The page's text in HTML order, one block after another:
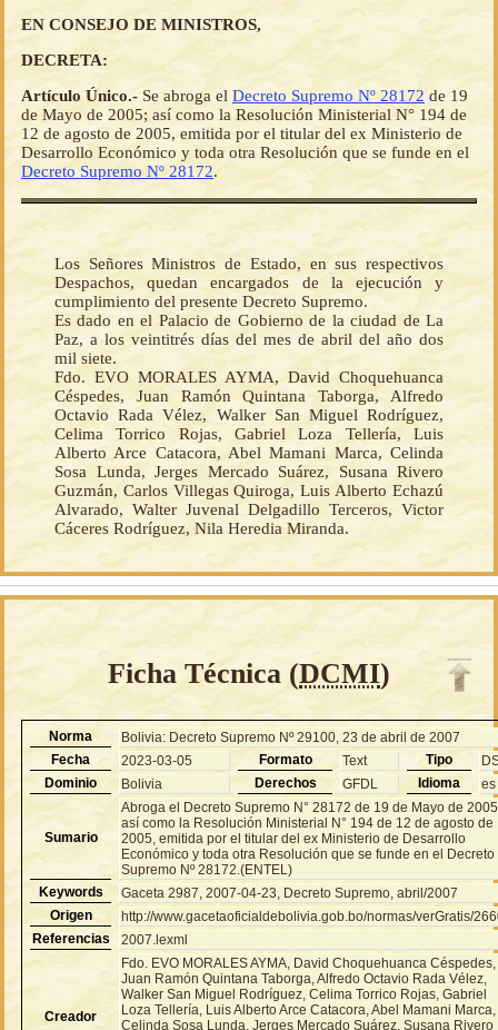
EN CONSEJO DE MINISTROS,
DECRETA:
Artículo Único.- Se abroga el Decreto Supremo Nº 28172 de 19
de Mayo de 2005; así como la Resolución Ministerial N° 194 de
12 de agosto de 2005, emitida por el titular del ex Ministerio de
Desarrollo Económico y toda otra Resolución que se funde en el
Decreto Supremo Nº 28172.
Los Señores Ministros de Estado, en sus respectivos
Despachos, quedan encargados de la ejecución y
cumplimiento del presente Decreto Supremo.
Es dado en el Palacio de Gobierno de la ciudad de La
Paz, a los veintitrés días del mes de abril del año dos
mil siete.
Fdo. EVO MORALES AYMA, David Choquehuanca
Céspedes, Juan Ramón Quintana Taborga, Alfredo
Octavio Rada Vélez, Walker San Miguel Rodríguez,
Celima Torrico Rojas, Gabriel Loza Tellería, Luis
Alberto Arce Catacora, Abel Mamani Marca, Celinda
Sosa Lunda, Jerges Mercado Suárez, Susana Rivero
Guzmán, Carlos Villegas Quiroga, Luis Alberto Echazú
Alvarado, Walter Juvenal Delgadillo Terceros, Victor
Cáceres Rodríguez, Nila Heredia Miranda.
Ficha Técnica (DCMI)
Norma
Bolivia: Decreto Supremo Nº 29100, 23 de abril de 2007
Fecha
2023-03-05 Formato Text Tipo
Dominio
Bolivia Derechos GFDL Idioma es
Sumario
Abroga el Decreto Supremo N° 28172 de 19 de Mayo de
así como la Resolución Ministerial N° 194 de 12 de agosto de
2005, emitida por el titular del ex Ministerio de Desarrollo
Económico y toda otra Resolución que se funde en el Decreto
Supremo Nº 28172.(ENTEL)
Keywords
Gaceta 2987, 2007-04-23, Decreto Supremo, abril/2007
Origen
http://www.gacetaoficialdebolivia.gob.bo/normas/verGratis/
Referencias
2007.lexml
Creador
Fdo. EVO MORALES AYMA, David Choquehuanca Céspedes,
Juan Ramón Quintana Taborga, Alfredo Octavio Rada Vélez,
Walker San Miguel Rodríguez, Celima Torrico Rojas, Gabriel
Loza Tellería, Luis Alberto Arce Catacora, Abel Mamani Marca,
Celinda Sosa Lunda, Jerges Mercado Suárez, Susana Rivero